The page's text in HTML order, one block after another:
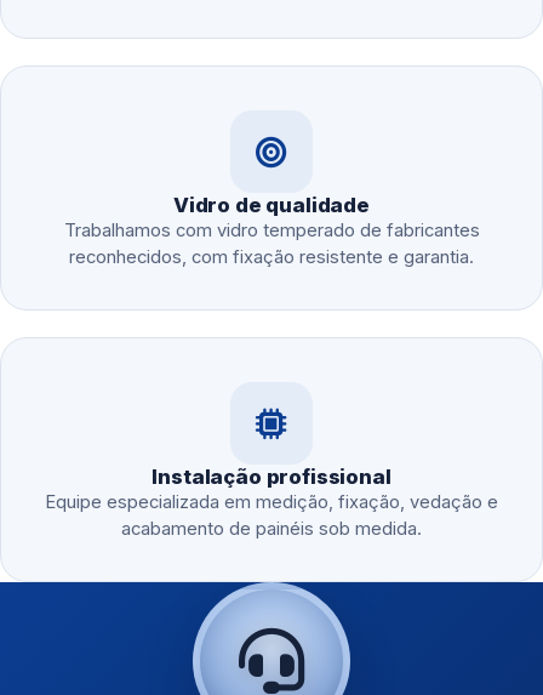
Vidro de qualidade
Trabalhamos com vidro temperado de fabricantes
reconhecidos, com fixação resistente e garantia.
Instalação profissional
Equipe especializada em medição, fixação, vedação e
acabamento de painéis sob medida.